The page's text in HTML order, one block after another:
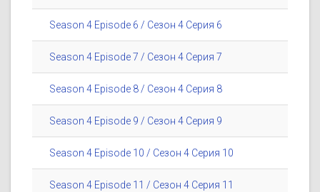
Season 4 Episode 6 / Сезон 4 Серия 6
Season 4 Episode 7 / Сезон 4 Серия 7
Season 4 Episode 8 / Сезон 4 Серия 8
Season 4 Episode 9 / Сезон 4 Серия 9
Season 4 Episode 10 / Сезон 4 Серия 10
Season 4 Episode 11 / Сезон 4 Серия 11